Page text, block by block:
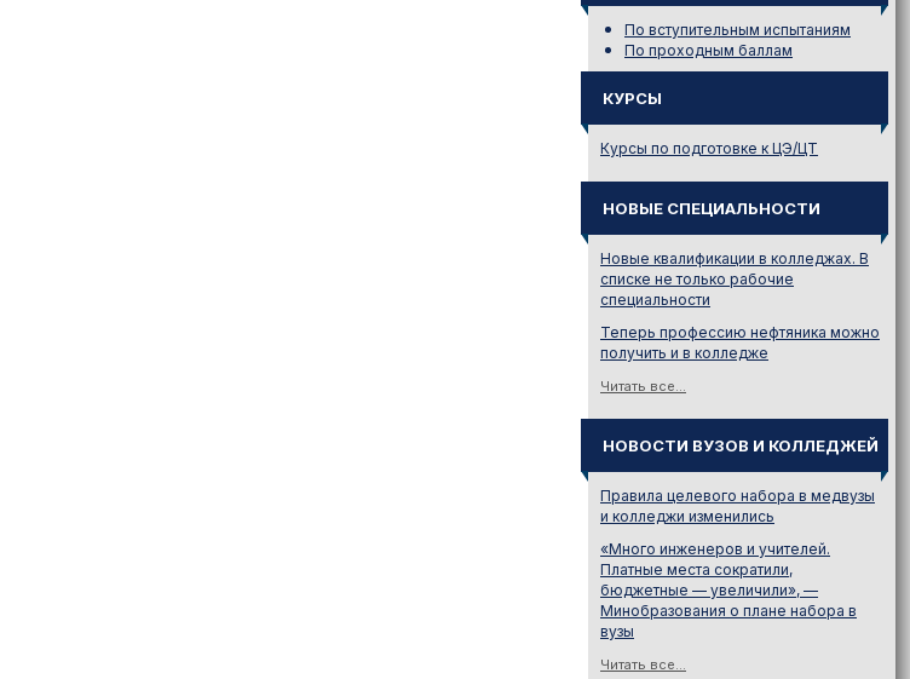
По вступительным испытаниям
По проходным баллам
КУРСЫ
Курсы по подготовке к ЦЭ/ЦТ
НОВЫЕ СПЕЦИАЛЬНОСТИ
Новые квалификации в колледжах. В
списке не только рабочие
специальности
Теперь профессию нефтяника можно
получить и в колледже
Читать все...
НОВОСТИ ВУЗОВ И КОЛЛЕДЖЕЙ
Правила целевого набора в медвузы
и колледжи изменились
«Много инженеров и учителей.
Платные места сократили,
бюджетные — увеличили», —
Минобразования о плане набора в
вузы
Читать все...